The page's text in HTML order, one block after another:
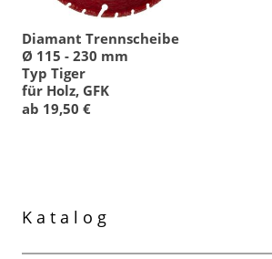
Katalog
Diamant Trennscheibe
Ø 115 - 230 mm
Typ Tiger
für Holz, GFK
ab 19,50 €